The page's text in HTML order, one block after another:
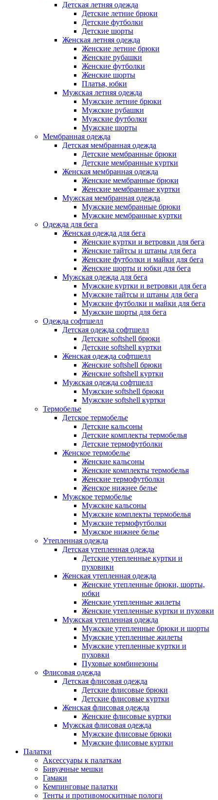
Детская летняя одежда
Детские летние брюки
Детские футболки
Детские шорты
Женская летняя одежда
Женские летние брюки
Женские рубашки
Женские футболки
Женские шорты
Платья, юбки
Мужская летняя одежда
Мужские летние брюки
Мужские рубашки
Мужские футболки
Мужские шорты
Мембранная одежда
Детская мембранная одежда
Детские мембранные брюки
Детские мембранные куртки
Женская мембранная одежда
Женские мембранные брюки
Женские мембранные куртки
Мужская мембранная одежда
Мужские мембранные брюки
Мужские мембранные куртки
Одежда для бега
Женская одежда для бега
Женские куртки и ветровки для бега
Женские тайтсы и штаны для бега
Женские футболки и майки для бега
Женские шорты и юбки для бега
Мужская одежда для бега
Мужские куртки и ветровки для бега
Мужские тайтсы и штаны для бега
Мужские футболки и майки для бега
Мужские шорты для бега
Одежда софтшелл
Детская одежда софтшелл
Детские softshell брюки
Детские softshell куртки
Женская одежда софтшелл
Женские softshell брюки
Женские softshell куртки
Мужская одежда софтшелл
Мужские softshell брюки
Мужские softshell куртки
Термобелье
Детское термобелье
Детские кальсоны
Детские комплекты термобелья
Детские термофутболки
Женское термобелье
Женские кальсоны
Женские комплекты термобелья
Женские термофутболки
Женское нижнее белье
Мужское термобелье
Мужские кальсоны
Мужские комплекты термобелья
Мужские термофутболки
Мужское нижнее белье
Утепленная одежда
Детская утепленная одежда
Детские утепленные куртки и
пуховики
Женская утепленная одежда
Женские утепленные брюки, шорты,
юбки
Женские утепленные жилеты
Женские утепленные куртки и пуховки
Мужская утепленная одежда
Мужские утепленные брюки и шорты
Мужские утепленные жилеты
Мужские утепленные куртки и
пуховки
Пуховые комбинезоны
Флисовая одежда
Детская флисовая одежда
Детские флисовые брюки
Детские флисовые куртки
Женская флисовая одежда
Женские флисовые куртки
Мужская флисовая одежда
Мужские флисовые брюки
Мужские флисовые куртки
Палатки
Аксессуары к палаткам
Бивуачные мешки
Гамаки
Кемпинговые палатки
Тенты и противомоскитные пологи